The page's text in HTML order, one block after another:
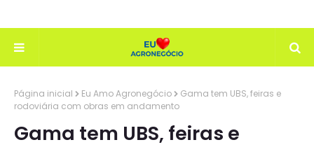
Página inicial Eu Amo Agronegócio
Gama tem UBS, feiras e
rodoviária com obras em andamento
Gama tem UBS, feiras e